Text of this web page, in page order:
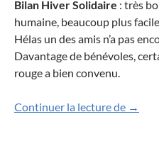
Bilan Hiver Solidaire : très
humaine, beaucoup plus
Hélas un des amis n’a pas
Davantage de bénévoles,
rouge a bien convenu.
Continuer la lecture de →